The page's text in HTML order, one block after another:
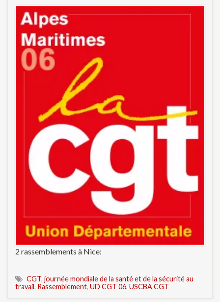
2 rassemblements à Nice:
CGT, journée mondiale de la santé et de la sécurité au
travail, Rassemblement, UD CGT 06, USCBA CGT